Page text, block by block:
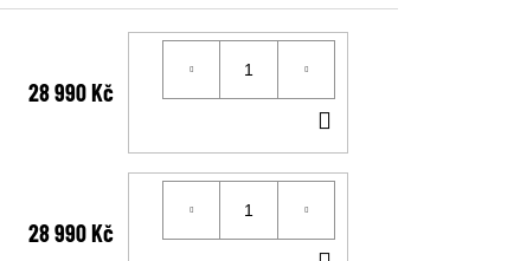
28 990 Kč
KOŠÍKU
28 990 Kč